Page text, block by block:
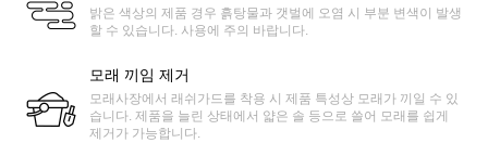
밝은 색상의 제품 경우 흙탕물과 갯벌에 오염 시 부분 변색이 발생
할 수 있습니다. 사용에 주의 바랍니다.
모래 끼임 제거
모래사장에서 래쉬가드를 착용 시 제품 특성상 모래가 끼일 수 있
습니다. 제품을 늘린 상태에서 얇은 솔 등으로 쓸어 모래를 쉽게
제거가 가능합니다.